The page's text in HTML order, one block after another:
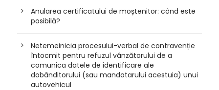
Anularea certificatului de moștenitor: când este
posibilă?
Netemeinicia procesului-verbal de contravenție
întocmit pentru refuzul vânzătorului de a
comunica datele de identificare ale
dobânditorului (sau mandatarului acestuia) unui
autovehicul